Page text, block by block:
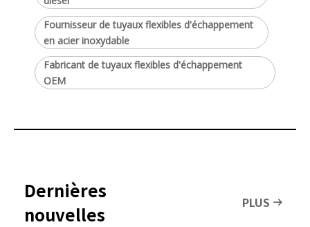
Fournisseur de tuyaux flexibles d'échappement
en acier inoxydable
Fabricant de tuyaux flexibles d'échappement
OEM
Dernières
nouvelles
PLUS